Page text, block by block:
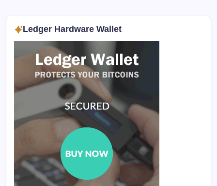
Ledger Hardware Wallet